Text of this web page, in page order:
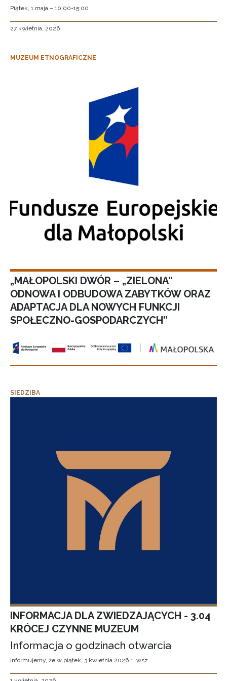
Piątek, 1 maja – 10:00-15:00
27 kwietnia, 2026
MUZEUM ETNOGRAFICZNE
„MAŁOPOLSKI DWÓR – „ZIELONA”
ODNOWA I ODBUDOWA ZABYTKÓW ORAZ
ADAPTACJA DLA NOWYCH FUNKCJI
SPOŁECZNO-GOSPODARCZYCH”
SIEDZIBA
INFORMACJA DLA ZWIEDZAJĄCYCH - 3.04
KRÓCEJ CZYNNE MUZEUM
Informacja o godzinach otwarcia
Informujemy, że w piątek, 3 kwietnia 2026 r., wsz